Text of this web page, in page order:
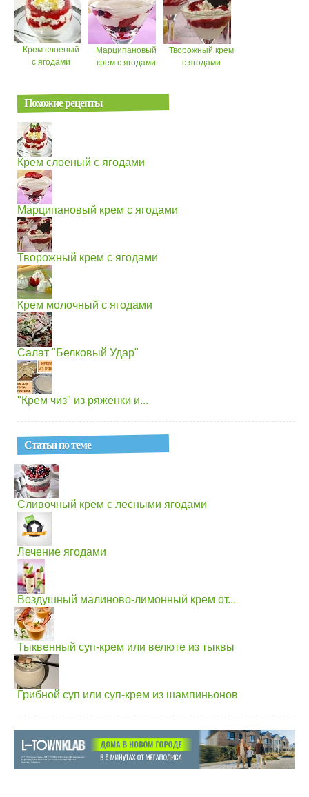
Крем слоеный
с ягодами
Марципановый
крем с ягодами
Творожный крем
с ягодами
Похожие рецепты
Крем слоеный с ягодами
Марципановый крем с ягодами
Творожный крем с ягодами
Крем молочный с ягодами
Салат "Белковый Удар"
"Крем чиз" из ряженки и...
Статьи по теме
Сливочный крем с лесными ягодами
Лечение ягодами
Воздушный малиново-лимонный крем от...
Тыквенный суп-крем или велюте из тыквы
Грибной суп или суп-крем из шампиньонов